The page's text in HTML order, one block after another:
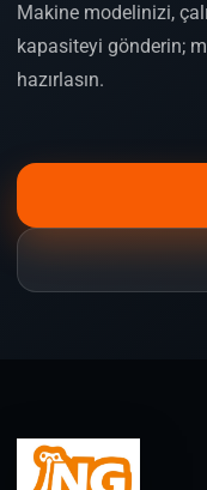
Makine modelinizi,
kapasiteyi gönderin;
hazırlasın.